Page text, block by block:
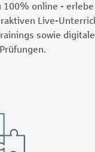
online - erlebe
Live-
sowie digitale